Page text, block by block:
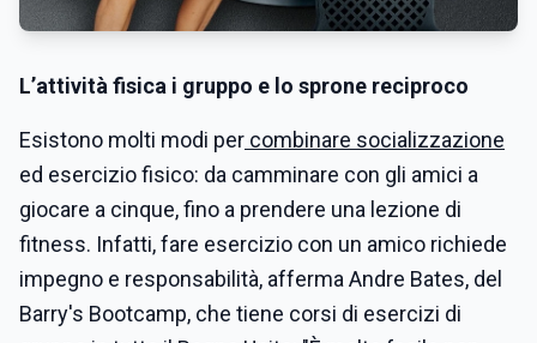
L’attività fisica i gruppo e lo sprone reciproco
Esistono molti modi per combinare socializzazione
ed esercizio fisico: da camminare con gli amici a
giocare a cinque, fino a prendere una lezione di
fitness. Infatti, fare esercizio con un amico richiede
impegno e responsabilità, afferma Andre Bates, del
Barry's Bootcamp, che tiene corsi di esercizi di